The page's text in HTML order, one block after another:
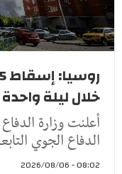
خلال ليلة
أعلنت وزارة
الدفاع الجوي
08:02 - 2026/08/06